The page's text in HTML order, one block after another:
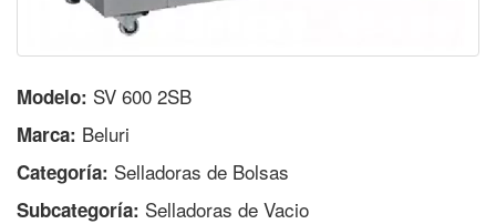
Modelo: SV 600 2SB
Marca: Beluri
Categoría: Selladoras de Bolsas
Subcategoría: Selladoras de Vacio